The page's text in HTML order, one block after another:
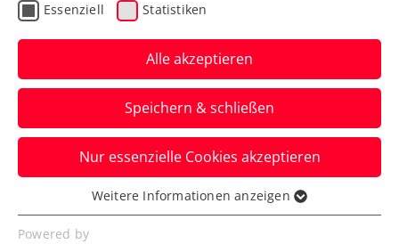
Upper Austria Ladies
Linz: Niemeier besiegt
Kenin – „Super Tuesday“
steht bevor
Maria Sakkari, Donna Vekic und Camila
Giorgi greifen beim WTA-250-Turnier alle
am Dienstag ins Geschehen ein.
Essenziell Statistiken
Alle akzeptieren
Speichern & schließen
Nur essenzielle Cookies akzeptieren
Essenziell
Essenzielle Cookies werden für grundlegende
Weitere Informationen anzeigen
Powered by